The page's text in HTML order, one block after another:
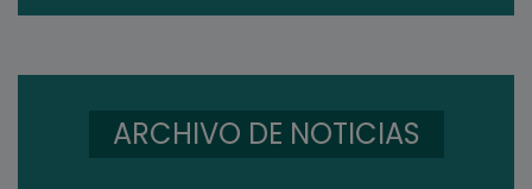
ARCHIVO DE NOTICIAS